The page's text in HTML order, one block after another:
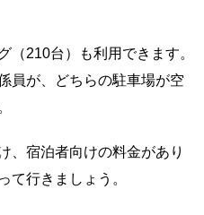
（210台）も利用できます。
員が、どちらの駐車場が空
、宿泊者向けの料金があり
て行きましょう。